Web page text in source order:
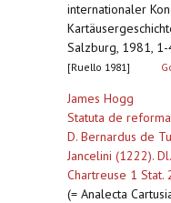
internationaler
Salzburg, 1981, 1-
[Ruello 1981]
James Hogg
Statuta de
D. Bernardus de
Jancelini (1222).
Chartreuse 1 Stat.
(= Analecta